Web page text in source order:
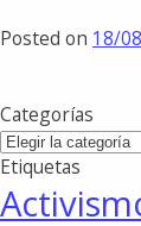
Posted on 18/
Categorías
Categorías
Etiquetas